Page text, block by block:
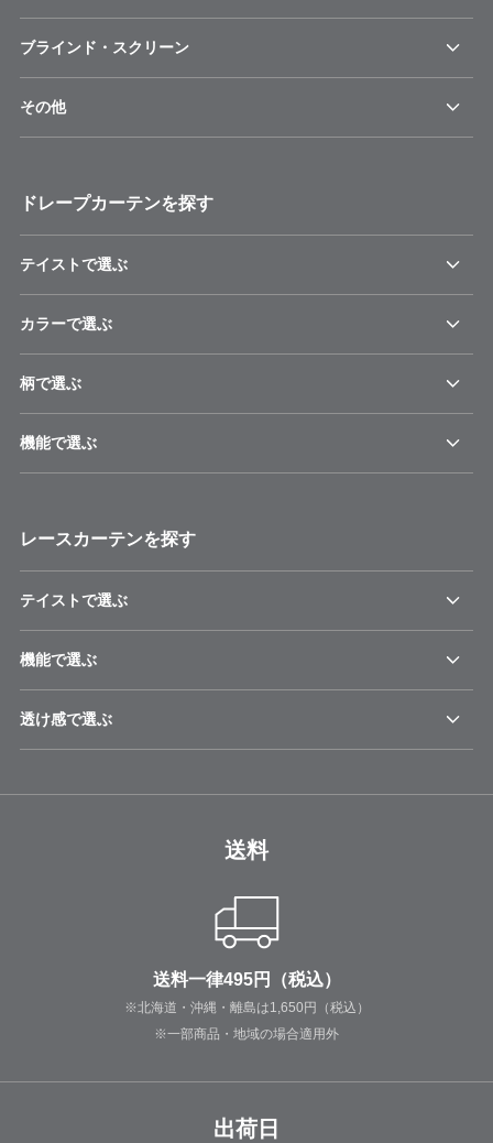
ブラインド・スクリーン
その他
ドレープカーテンを探す
テイストで選ぶ
カラーで選ぶ
柄で選ぶ
機能で選ぶ
レースカーテンを探す
テイストで選ぶ
機能で選ぶ
透け感で選ぶ
送料
送料一律495円（税込）
※北海道・沖縄・離島は1,650円（税込）
※一部商品・地域の場合適用外
出荷日